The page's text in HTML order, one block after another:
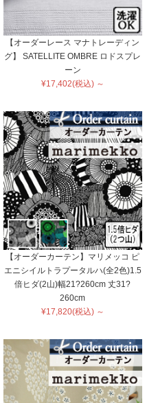
【オーダーレース マナトレーディン
グ】 SATELLITE OMBRE ロドスプレ
ーン
¥17,402(税込) ～
【オーダーカーテン】マリメッコ ピ
エニシイルトラプータルハ(全2色)1.5
倍ヒダ(2山)幅21?260cm 丈31?
260cm
¥17,820(税込) ～